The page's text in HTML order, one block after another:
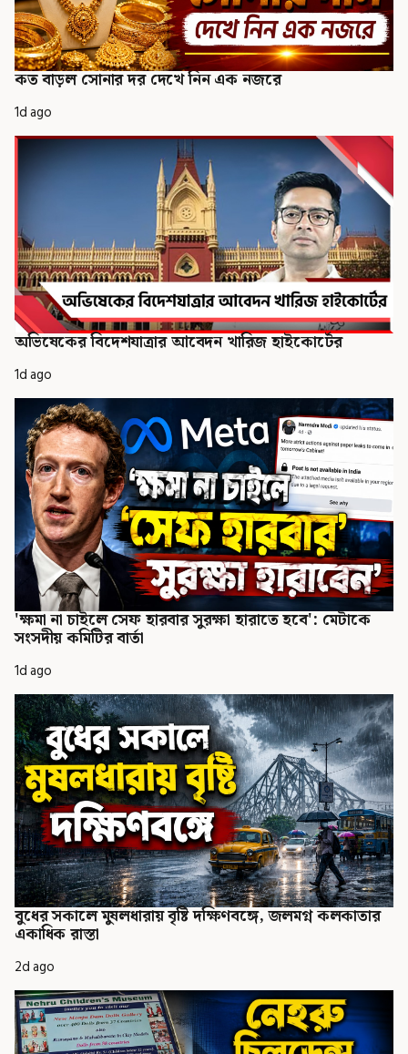
কত বাড়ল সোনার দর দেখে নিন এক নজরে
1d ago
অভিষেকের বিদেশযাত্রার আবেদন খারিজ হাইকোর্টের
1d ago
'ক্ষমা না চাইলে সেফ হারবার সুরক্ষা হারাতে হবে': মেটাকে
সংসদীয় কমিটির বার্তা
1d ago
বুধের সকালে মুষলধারায় বৃষ্টি দক্ষিণবঙ্গে, জলমগ্ন কলকাতার
একাধিক রাস্তা
2d ago